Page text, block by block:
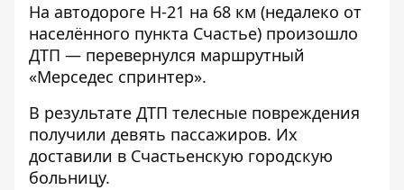
На автодороге Н-21 на 68 км (недалеко от
населённого пункта Счастье) произошло
ДТП — перевернулся маршрутный
«Мерседес спринтер».
В результате ДТП телесные повреждения
получили девять пассажиров. Их
доставили в Счастьенскую городскую
больницу.